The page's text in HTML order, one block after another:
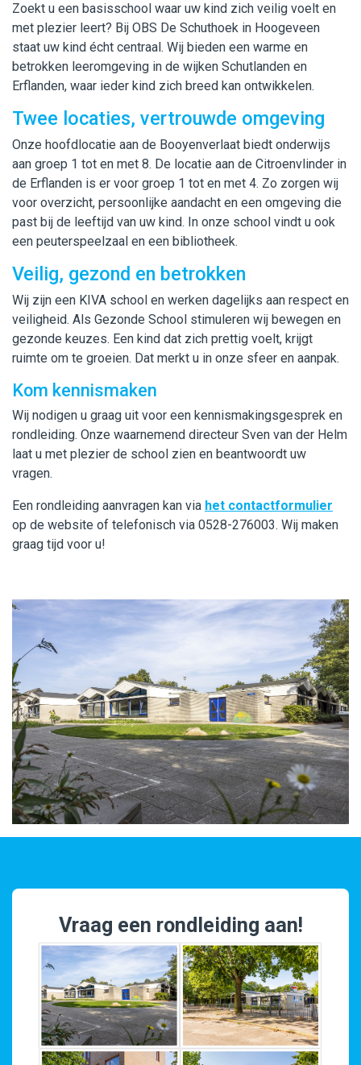
Zoekt u een basisschool waar uw kind zich veilig voelt en
met plezier leert? Bij OBS De Schuthoek in Hoogeveen
staat uw kind écht centraal. Wij bieden een warme en
betrokken leeromgeving in de wijken Schutlanden en
Erflanden, waar ieder kind zich breed kan ontwikkelen.
Twee locaties, vertrouwde omgeving
Onze hoofdlocatie aan de Booyenverlaat biedt onderwijs
aan groep 1 tot en met 8. De locatie aan de Citroenvlinder in
de Erflanden is er voor groep 1 tot en met 4. Zo zorgen wij
voor overzicht, persoonlijke aandacht en een omgeving die
past bij de leeftijd van uw kind. In onze school vindt u ook
een peuterspeelzaal en een bibliotheek.
Veilig, gezond en betrokken
Wij zijn een KIVA school en werken dagelijks aan respect en
veiligheid. Als Gezonde School stimuleren wij bewegen en
gezonde keuzes. Een kind dat zich prettig voelt, krijgt
ruimte om te groeien. Dat merkt u in onze sfeer en aanpak.
Kom kennismaken
Wij nodigen u graag uit voor een kennismakingsgesprek en
rondleiding. Onze waarnemend directeur Sven van der Helm
laat u met plezier de school zien en beantwoordt uw
vragen.
Een rondleiding aanvragen kan via het contactformulier
op de website of telefonisch via 0528-276003. Wij maken
graag tijd voor u!
Vraag een rondleiding aan!